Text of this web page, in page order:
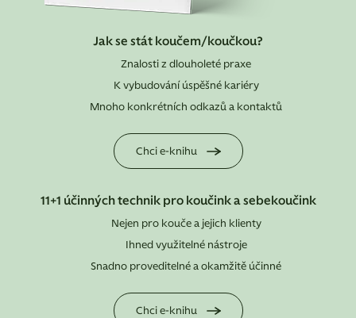
Jak se stát koučem/koučkou?
Znalosti z dlouholeté praxe
K vybudování úspěšné kariéry
Mnoho konkrétních odkazů a kontaktů
Chci e-knihu
11+1 účinných technik pro koučink a sebekoučink
Nejen pro kouče a jejich klienty
Ihned využitelné nástroje
Snadno proveditelné a okamžitě účinné
Chci e-knihu